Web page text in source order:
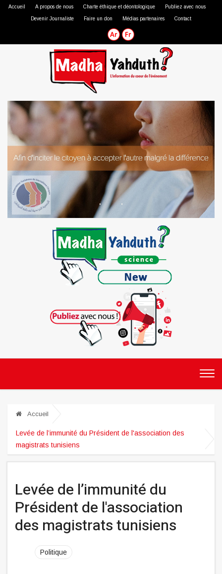
Accueil A propos de nous Charte éthique et déontologique Publiez avec nous
Devenir Journaliste Faire un don Médias partenaires Contact
Accueil
Levée de l’immunité du Président de l'association des
magistrats tunisiens
Levée de l’immunité du
Président de l'association
des magistrats tunisiens
Politique